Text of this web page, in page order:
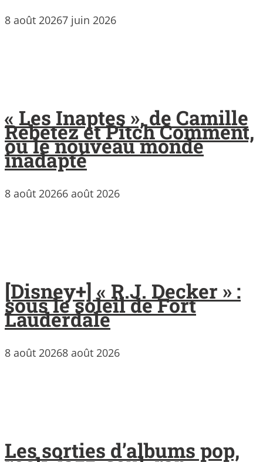
8 août 20267 juin 2026
« Les Inaptes », de Camille
Rebetez et Pitch Comment,
ou le nouveau monde
inadapté
8 août 20266 août 2026
[Disney+] « R.J. Decker » :
sous le soleil de Fort
Lauderdale
8 août 20268 août 2026
Les sorties d’albums pop,